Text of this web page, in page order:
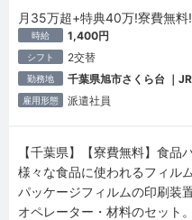
月35万超+特典40万!寮費無
時給 1,400円
シフト 2交替
勤務地 千葉県旭市さくら台 ｜
雇用形態 派遣社員
【千葉県】【寮費無料】食品
様々な食品に使われるフィル
パッケージフィルムの印刷装
オペレーター・材料のセット。